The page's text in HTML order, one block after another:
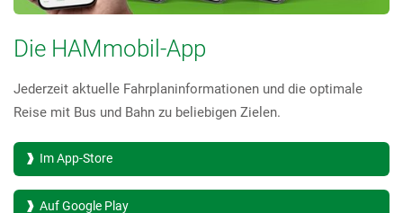
Die HAMmobil-App
Jederzeit aktuelle Fahrplaninformationen und die optimale
Reise mit Bus und Bahn zu beliebigen Zielen.
Im App-Store
Auf Google Play